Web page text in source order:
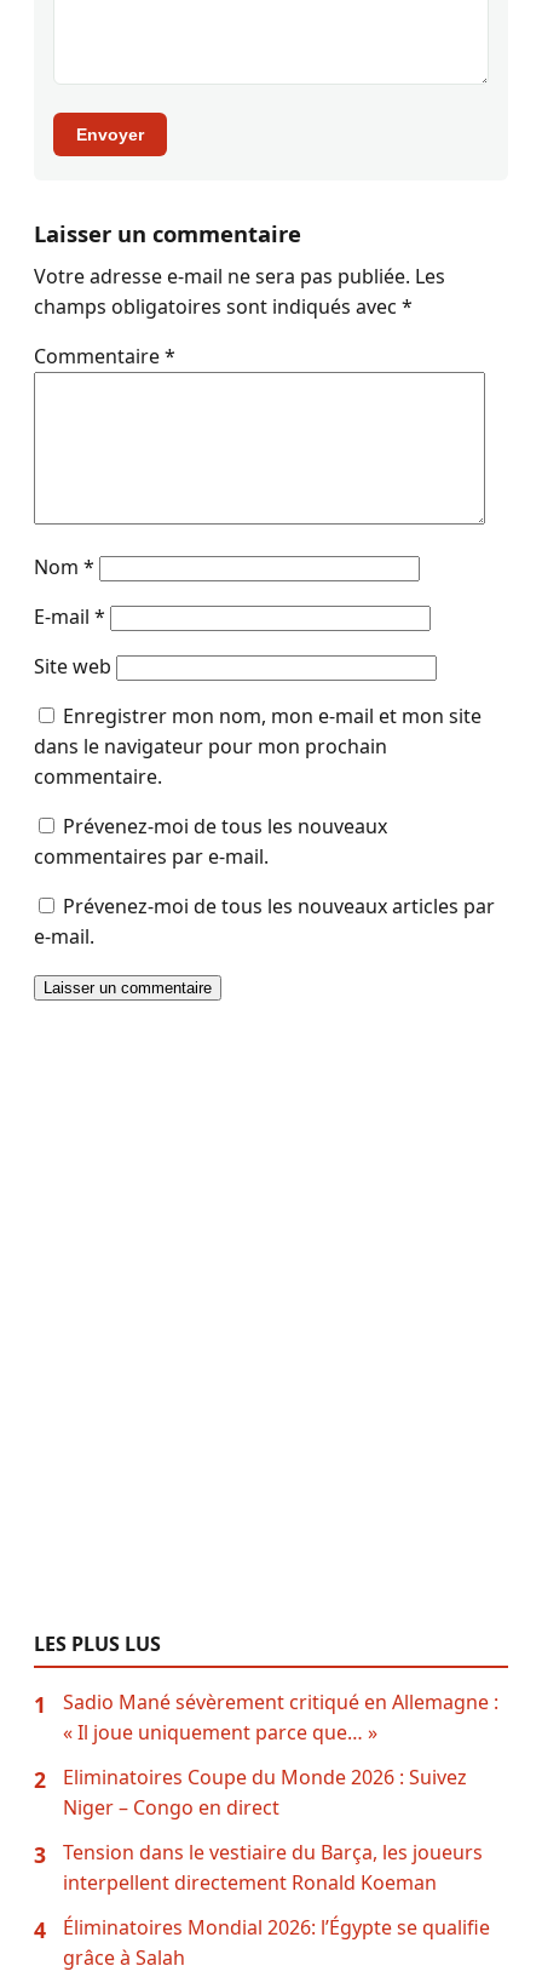
Envoyer
Laisser un commentaire
Votre adresse e-mail ne sera pas publiée. Les
champs obligatoires sont indiqués avec *
Commentaire*
Nom *
E-mail *
Site web
Enregistrer mon nom, mon e-mail et mon site
dans le navigateur pour mon prochain
commentaire.
Prévenez-moi de tous les nouveaux
commentaires par e-mail.
Prévenez-moi de tous les nouveaux articles par
e-mail.
LES PLUS LUS
1
Sadio Mané sévèrement critiqué en Allemagne :
« Il joue uniquement parce que… »
2
Eliminatoires Coupe du Monde 2026 : Suivez
Niger – Congo en direct
3
Tension dans le vestiaire du Barça, les joueurs
interpellent directement Ronald Koeman
4
Éliminatoires Mondial 2026: l’Égypte se qualifie
grâce à Salah